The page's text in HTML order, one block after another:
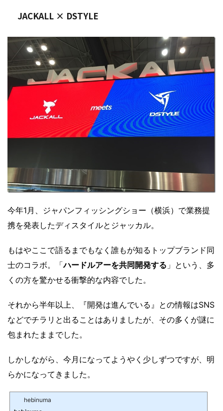
JACKALL × DSTYLE
今年1月、ジャパンフィッシングショー（横浜）で業務提
携を発表したディスタイルとジャッカル。
もはやここで語るまでもなく誰もが知るトップブランド同
士のコラボ。「ハードルアーを共同開発する 」という、多
くの方を驚かせる衝撃的な内容でした。
それから半年以上、『開発は進んでいる』との情報はSNS
などでチラリと出ることはありましたが、その多くが謎に
包まれたままでした。
しかしながら、今月になってようやく少しずつですが、明
らかになってきました。
hebinuma